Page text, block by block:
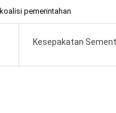
koalisi pemerintahan
Kesepakatan